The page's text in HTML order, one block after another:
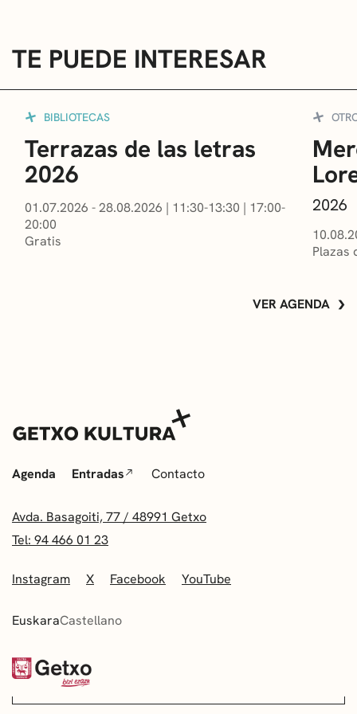
TE PUEDE INTERESAR
BIBLIOTECAS
Terrazas de las letras
2026
01.07.2026 - 28.08.2026 | 11:30-13:30 | 17:00-
20:00
Gratis
2026
Plazas
VER AGENDA
Agenda Entradas Contacto
Avda. Basagoiti, 77 / 48991 Getxo
Tel: 94 466 01 23
Instagram X Facebook YouTube
EuskaraCastellano